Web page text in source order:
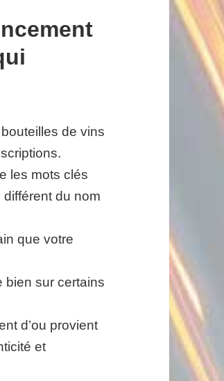
de vins
les mots clés
du nom
que votre
bien sur certains
d’ou provient
et